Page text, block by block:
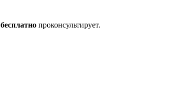
бесплатно проконсультирует.